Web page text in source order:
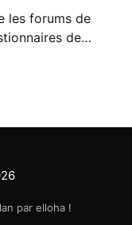
les forums de
de
2026 et les
par elloha !